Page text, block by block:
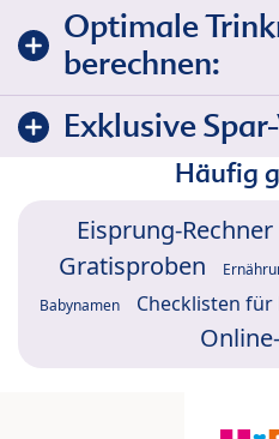
Optimale
berechnen:
Exklusive
Häufig
Eisprung-Rechner
Gratisproben
Babynamen Checklisten für